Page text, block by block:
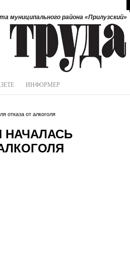
муниципального района «Прилузский»
ИНФОРМЕР
отказа от алкоголя
НАЧАЛАСЬ